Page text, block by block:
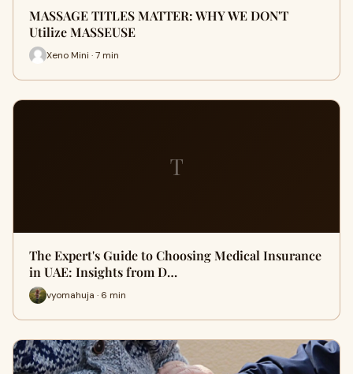
MASSAGE TITLES MATTER: WHY WE DON'T
Utilize MASSEUSE
Xeno Mini · 7 min
T
The Expert's Guide to Choosing Medical Insurance
in UAE: Insights from D…
vyomahuja · 6 min